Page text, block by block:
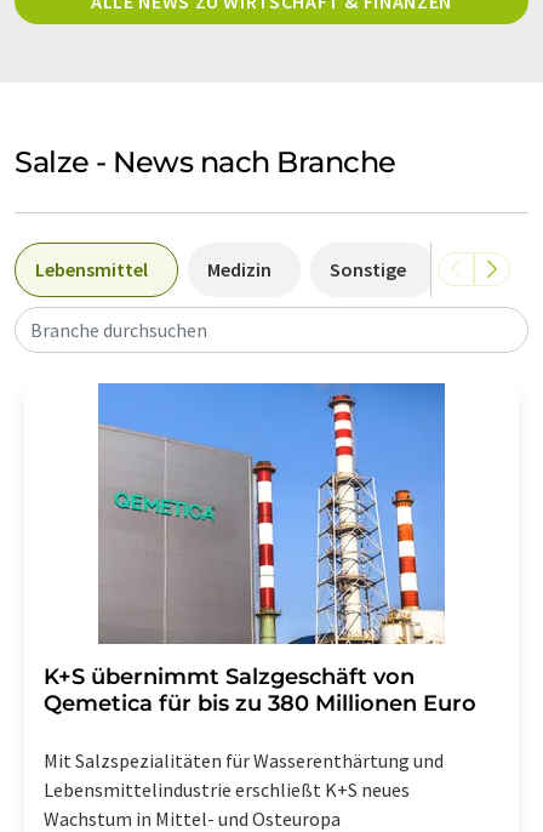
Salze - News nach Branche
Lebensmittel Medizin Sonstige
Branche durchsuchen
K+S übernimmt Salzgeschäft von
Qemetica für bis zu 380 Millionen Euro
Mit Salzspezialitäten für Wasserenthärtung und
Lebensmittelindustrie erschließt K+S neues
Wachstum in Mittel- und Osteuropa